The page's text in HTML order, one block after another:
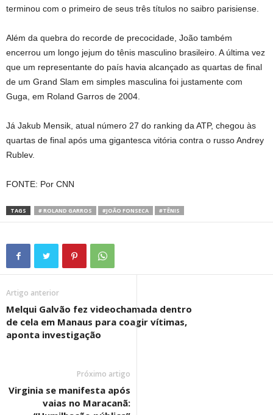
terminou com o primeiro de seus três títulos no saibro parisiense.
Além da quebra do recorde de precocidade, João também
encerrou um longo jejum do tênis masculino brasileiro. A última vez
que um representante do país havia alcançado as quartas de final
de um Grand Slam em simples masculina foi justamente com
Guga, em Roland Garros de 2004.
Já Jakub Mensik, atual número 27 do ranking da ATP, chegou às
quartas de final após uma gigantesca vitória contra o russo Andrey
Rublev.
FONTE: Por CNN
TAGS # ROLAND GARROS #JOÃO FONSECA #TÊNIS
Artigo anterior
Melqui Galvão fez videochamada dentro
de cela em Manaus para coagir vítimas,
aponta investigação
Próximo artigo
Virginia se manifesta após
vaias no Maracanã: